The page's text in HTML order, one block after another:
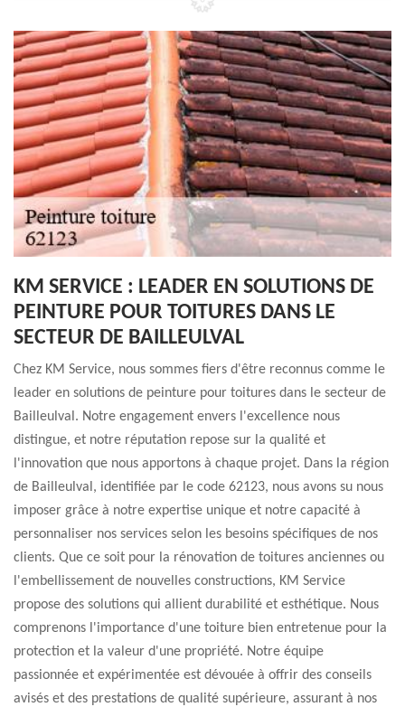
KM SERVICE : LEADER EN SOLUTIONS DE
PEINTURE POUR TOITURES DANS LE
SECTEUR DE BAILLEULVAL
Chez KM Service, nous sommes fiers d'être reconnus comme le
leader en solutions de peinture pour toitures dans le secteur de
Bailleulval. Notre engagement envers l'excellence nous
distingue, et notre réputation repose sur la qualité et
l'innovation que nous apportons à chaque projet. Dans la région
de Bailleulval, identifiée par le code 62123, nous avons su nous
imposer grâce à notre expertise unique et notre capacité à
personnaliser nos services selon les besoins spécifiques de nos
clients. Que ce soit pour la rénovation de toitures anciennes ou
l'embellissement de nouvelles constructions, KM Service
propose des solutions qui allient durabilité et esthétique. Nous
comprenons l'importance d'une toiture bien entretenue pour la
protection et la valeur d'une propriété. Notre équipe
passionnée et expérimentée est dévouée à offrir des conseils
avisés et des prestations de qualité supérieure, assurant à nos